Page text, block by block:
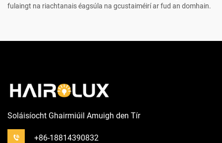
fulaingt na riachtanais éagsúla na gcustaiméirí ar fud an domhain.
Soláisíocht Ghairmiúil Amuigh den Tír
+86-18814390832